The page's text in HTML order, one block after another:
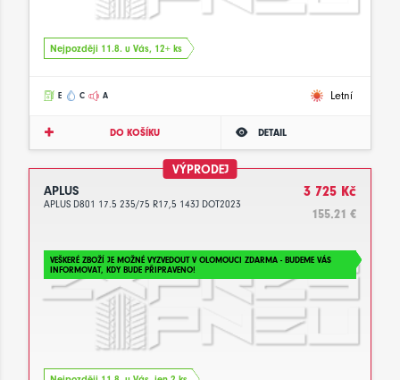
Nejpozději 11.8. u Vás, 12+ ks
E C A Letní
DO KOŠÍKU DETAIL
VÝPRODEJ
APLUS
APLUS D801 17.5 235/75 R17,5 143J DOT2023
3 725 Kč
155.21 €
VEŠKERÉ ZBOŽÍ JE MOŽNÉ VYZVEDOUT V OLOMOUCI ZDARMA - BUDEME VÁS
INFORMOVAT, KDY BUDE PŘIPRAVENO!